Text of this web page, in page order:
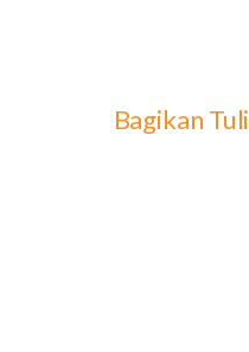
Bagikan